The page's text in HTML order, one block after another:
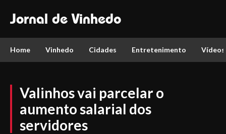
Jornal de Vinhedo
Home Vinhedo Cidades Entretenimento Vídeos
Valinhos vai parcelar o
aumento salarial dos
servidores